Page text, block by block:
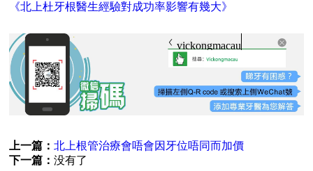
《北上杜牙根醫生經驗對成功率影響有幾大》
vickongmacau
上一篇：北上根管治療會唔會因牙位唔同而加價
下一篇：没有了